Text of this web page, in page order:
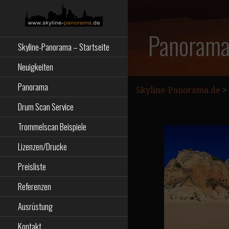
SKYLINE-
PANORAMA.DE
Skyline-Panorama – Startseite
Neuigkeiten
Panorama
Drum Scan Service
Trommelscan Beispiele
Lizenzen/Drucke
Preisliste
Referenzen
Ausrüstung
Kontakt
Skyline-Panorama.de >